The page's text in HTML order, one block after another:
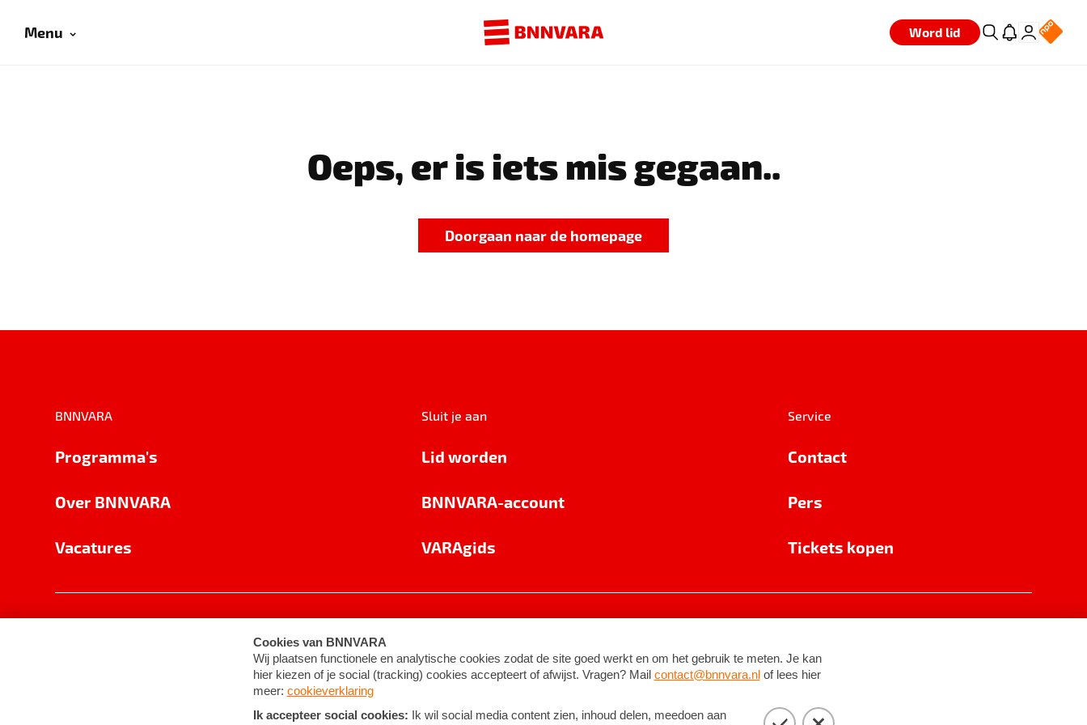
Menu Word lid
Oeps, er is iets mis gegaan..
Doorgaan naar de homepage
BNNVARA
Programma's
Over BNNVARA
Vacatures
Sluit je aan
Lid worden
BNNVARA-account
VARAgids
Service
Contact
Pers
Tickets kopen
Cookie-instellingen Algemene voorwaarden ©2026BNNVARA